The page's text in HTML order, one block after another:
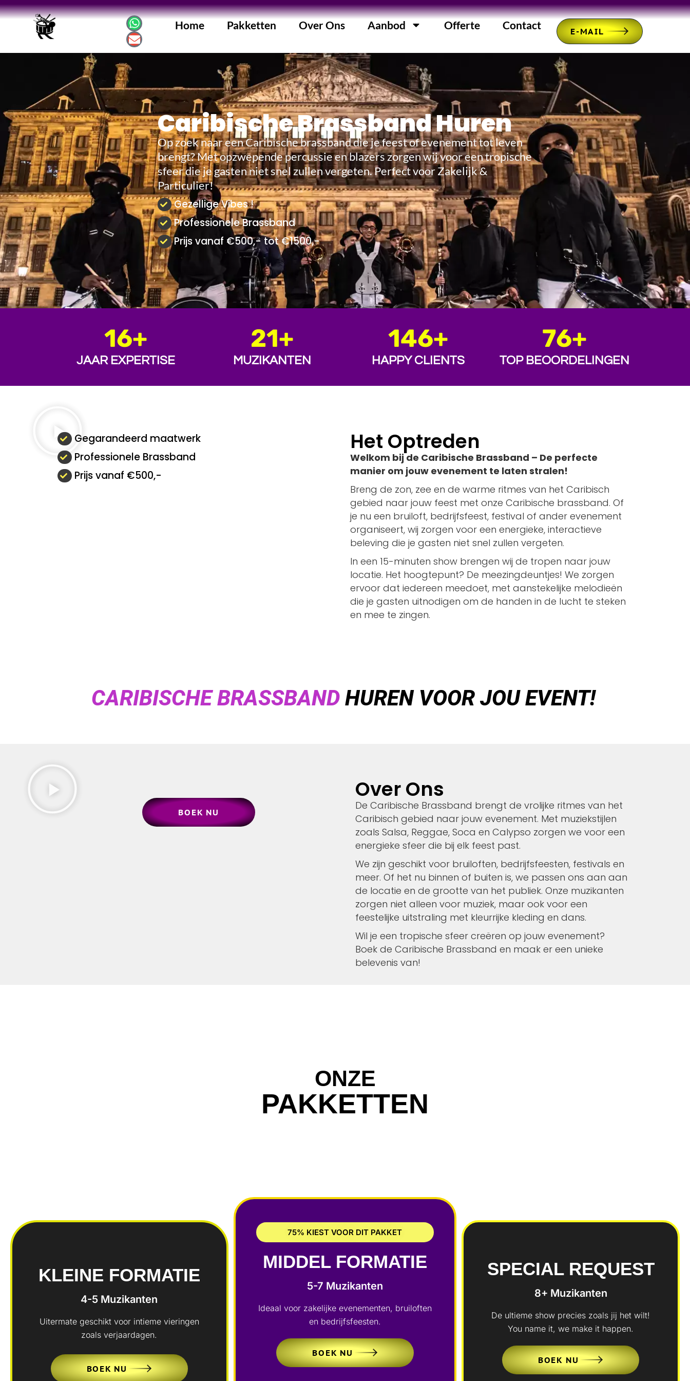
Home Pakketten Over Ons Aanbod Offerte Contact
E-MAIL
Caribische Brassband Huren
Op zoek naar een Caribische brassband die je feest of evenement tot leven
brengt? Met opzwepende percussie en blazers zorgen wij voor een tropische
sfeer die je gasten niet snel zullen vergeten. Perfect voor Zakelijk &
Particulier!
Gezellige Vibes !
Professionele Brassband
Prijs vanaf €500,- tot €1500,-
JAAR EXPERTISE
16+
MUZIKANTEN
21+
HAPPY CLIENTS
146+
TOP BEOORDELINGEN
76+
Gegarandeerd maatwerk
Professionele Brassband
Prijs vanaf €500,-
Het Optreden
Welkom bij de Caribische Brassband – De perfecte
manier om jouw evenement te laten stralen!
Breng de zon, zee en de warme ritmes van het Caribisch
gebied naar jouw feest met onze Caribische brassband. Of
je nu een bruiloft, bedrijfsfeest, festival of ander evenement
organiseert, wij zorgen voor een energieke, interactieve
beleving die je gasten niet snel zullen vergeten.
In een 15-minuten show brengen wij de tropen naar jouw
locatie. Het hoogtepunt? De meezingdeuntjes! We zorgen
ervoor dat iedereen meedoet, met aanstekelijke melodieën
die je gasten uitnodigen om de handen in de lucht te steken
en mee te zingen.
CARIBISCHE BRASSBAND HUREN VOOR JOU EVENT!
BOEK NU
Over Ons
De Caribische Brassband brengt de vrolijke ritmes van het
Caribisch gebied naar jouw evenement. Met muziekstijlen
zoals Salsa, Reggae, Soca en Calypso zorgen we voor een
energieke sfeer die bij elk feest past.
We zijn geschikt voor bruiloften, bedrijfsfeesten, festivals en
meer. Of het nu binnen of buiten is, we passen ons aan aan
de locatie en de grootte van het publiek. Onze muzikanten
zorgen niet alleen voor muziek, maar ook voor een
feestelijke uitstraling met kleurrijke kleding en dans.
Wil je een tropische sfeer creëren op jouw evenement?
Boek de Caribische Brassband en maak er een unieke
belevenis van!
ONZE
PAKKETTEN
KLEINE FORMATIE
4-5 Muzikanten
Uitermate geschikt voor intieme vieringen
zoals verjaardagen.
BOEK NU
75% KIEST VOOR DIT PAKKET
MIDDEL FORMATIE
5-7 Muzikanten
Ideaal voor zakelijke evenementen, bruiloften
en bedrijfsfeesten.
BOEK NU
SPECIAL REQUEST
8+ Muzikanten
De ultieme show precies zoals jij het wilt!
You name it, we make it happen.
BOEK NU